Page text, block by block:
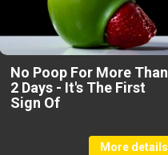
No Poop For More Than
2 Days - It's The First
Sign Of
More details